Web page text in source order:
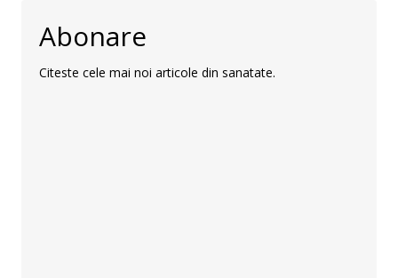
Abonare
Citeste cele mai noi articole din sanatate.